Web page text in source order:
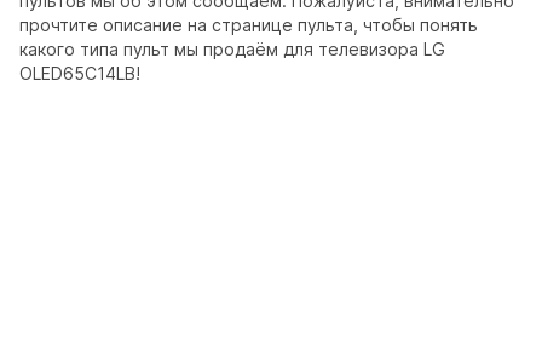
прочтите описание на странице пульта, чтобы понять
какого типа пульт мы продаём для телевизора LG
OLED65C14LB!